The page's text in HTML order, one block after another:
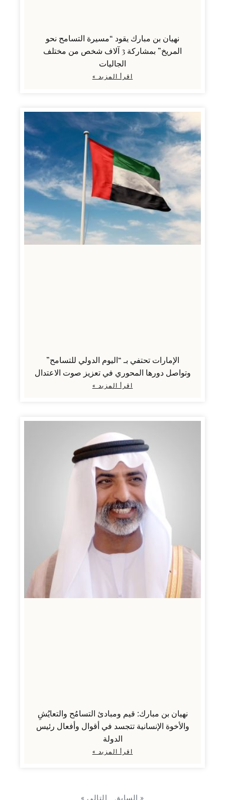
نهيان بن مبارك يقود “مسيرة التسامح نحو
المريخ” بمشاركة 3 آلاف شخص من مختلف
الجاليات
اقرأ المزيد »
الإمارات تحتفي بـ “اليوم الدولي للتسامح”
وتواصل دورها المحوري في تعزيز صوت الاعتدال
اقرأ المزيد »
نهيان بن مبارك: قيم ومبادئ التسامُح والتعايُشِ
والأخوة الإنسانية تتجسد في أقوال وأفعال رئيس
الدولة
اقرأ المزيد »